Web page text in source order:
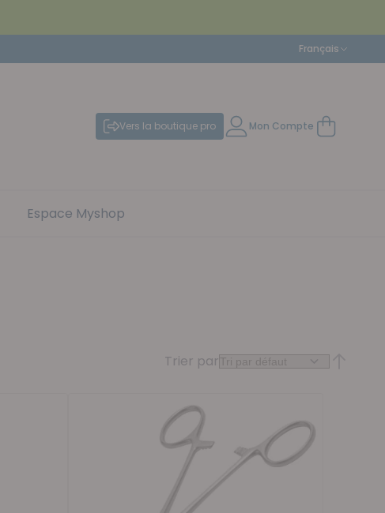
Langue
Français
Vers la boutique pro Mon Compte Mon panier
Espace Myshop
Trier par